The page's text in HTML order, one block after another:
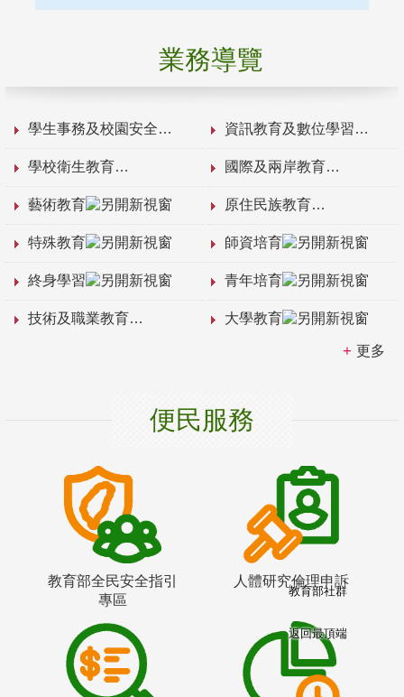
業務導覽
學生事務及校園安全 資訊教育及數位學習
學校衛生教育 國際及兩岸教育
藝術教育 原住民族教育
特殊教育 師資培育
終身學習 青年培育
技術及職業教育 大學教育
更多
便民服務
教育部全民安全指引
專區
人體研究倫理申訴
教育部社群
返回最頂端